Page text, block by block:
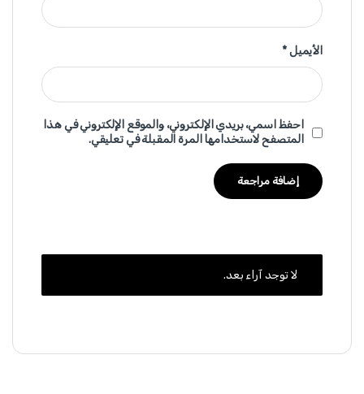
الأيميل*
احفظ اسمي، بريدي الإلكتروني، والموقع الإلكتروني في هذا
المتصفح لاستخدامها المرة المقبلة في تعليقي.
لا توجد آراء بعد.